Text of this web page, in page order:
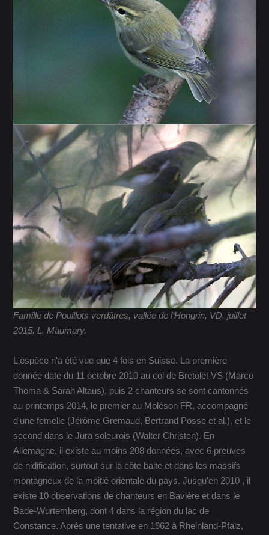
Famille de Pouillots verdâtres, vallée de l'Hongrin, VD, juillet
2015. L. Maumary.
L'espèce n'a été vue que 4 fois en Suisse. La première
donnée date du 11 octobre 2010 au col de Bretolet VS (Marco
Thoma & Sarah Altaus), puis 2 chanteurs se sont cantonnés
au printemps 2014, le premier au Moléson FR, accompagné
d'une femelle (Jérôme Gremaud, Bertrand Posse et al.), et le
second dans le Jura soleurois (Walter Christen). En
Allemagne, il existe au moins 208 données, avec 6 preuves
de nidification, surtout sur la côte balte et dans les massifs
montagneux de la moitié orientale du pays. Jusqu'en 2010 , il
existe 10 observations de chanteurs en Bavière et dans le
Bade-Wurtemberg, dont 4 dans la région du lac de
Constance. Après une tentative en 1962 à Rheinland-Pfalz,